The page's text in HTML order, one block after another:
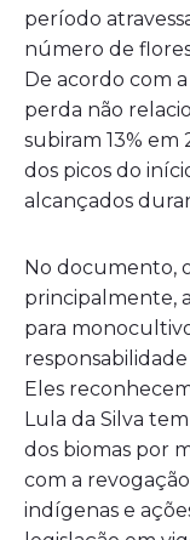
período
número de
De acordo com
perda não
subiram 13% em
dos picos do
alcançados
No documento,
principalmente,
para
Eles
Lula da Silva
dos biomas por
com a
indígenas e